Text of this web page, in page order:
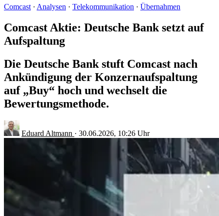
Comcast · Analysen · Telekommunikation · Übernahmen
Comcast Aktie: Deutsche Bank setzt auf
Aufspaltung
Die Deutsche Bank stuft Comcast nach
Ankündigung der Konzernaufspaltung
auf „Buy“ hoch und wechselt die
Bewertungsmethode.
Eduard Altmann · 30.06.2026, 10:26 Uhr